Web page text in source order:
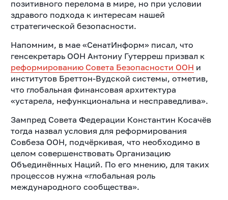
позитивного перелома в мире, но при условии
здравого подхода к интересам нашей
стратегической безопасности.
Напомним, в мае «СенатИнформ» писал, что
генсекретарь ООН Антониу Гутерреш призвал к
реформированию Совета Безопасности ООН и
институтов Бреттон-Вудской системы, отметив,
что глобальная финансовая архитектура
«устарела, нефункциональна и несправедлива».
Зампред Совета Федерации Константин Косачёв
тогда назвал условия для реформирования
Совбеза ООН, подчёркивая, что необходимо в
целом совершенствовать Организацию
Объединённых Наций. По его мнению, для таких
процессов нужна «глобальная роль
международного сообщества».